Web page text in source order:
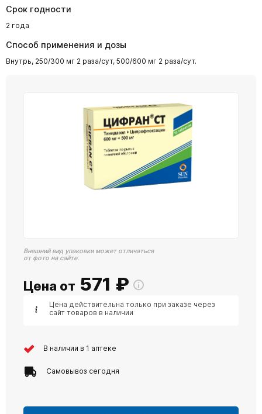
Срок годности
2 года
Способ применения и дозы
Внутрь, 250/300 мг 2 раза/сут, 500/600 мг 2 раза/сут.
Внешний вид упаковки может отличаться
от фото на сайте.
Цена от 571 ₽
Цена действительна только при заказе через
сайт товаров в наличии
В наличии в 1 аптеке
Самовывоз сегодня